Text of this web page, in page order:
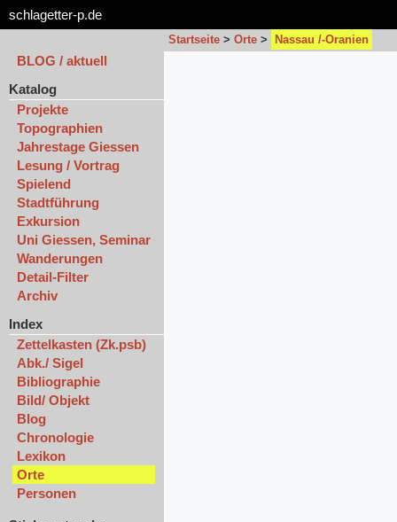
schlagetter-p.de
Startseite > Orte > Nassau /-Oranien
BLOG / aktuell
Katalog
Projekte
Topographien
Jahrestage Giessen
Lesung / Vortrag
Spielend
Stadtführung
Exkursion
Uni Giessen, Seminar
Wanderungen
Detail-Filter
Archiv
Index
Zettelkasten (Zk.psb)
Abk./ Sigel
Bibliographie
Bild/ Objekt
Blog
Chronologie
Lexikon
Orte
Personen